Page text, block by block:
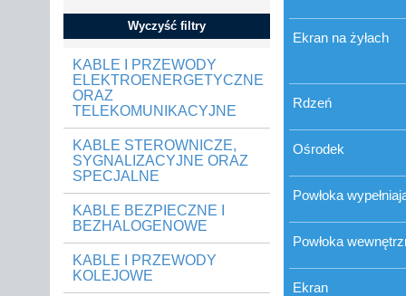
Wyczyść filtry
KABLE I PRZEWODY
ELEKTROENERGETYCZNE
ORAZ
TELEKOMUNIKACYJNE
KABLE STEROWNICZE,
SYGNALIZACYJNE ORAZ
SPECJALNE
KABLE BEZPIECZNE I
BEZHALOGENOWE
KABLE I PRZEWODY
KOLEJOWE
Ekran na żyłach
Rdzeń
Ośrodek
Powłoka
Powłoka
Ekran